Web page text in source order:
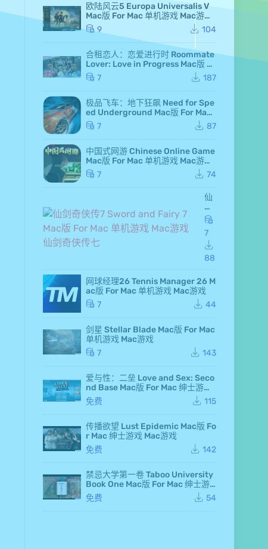
欧陆风云5 Europa Universalis V
Mac版 For Mac 单机游戏 Mac游戏
高级白金版 全DLC版
9 104
合租恋人：恋爱进行时 Roommate
Lover: Love in Progress Mac版 Fo
r Mac GameStart Mac游戏
7 187
极品飞车：地下狂飙 Need for Spe
ed Underground Mac版 For Mac
极品飞车7 Mac游戏
7 87
中国式网游 Chinese Online Game
Mac版 For Mac 单机游戏 Mac游戏
MMOSimulator
7 74
仙
剑
奇
侠
传
7 S
wo
rd
d F
air
y 7
版
r M
机
游
戏
Ma
游
仙
剑
侠
传
七
7
88
网球经理26 Tennis Manager 26 M
ac版 For Mac 单机游戏 Mac游戏
7
44
剑星 Stellar Blade Mac版 For Mac
单机游戏 Mac游戏
7
143
爱与性：二垒 Love and Sex: Seco
nd Base Mac版 For Mac 绅士游戏
Mac游戏
免费 115
传播欲望 Lust Epidemic Mac版 Fo
r Mac 绅士游戏 Mac游戏
免费
142
禁忌大学第一卷 Taboo University
Book One Mac版 For Mac 绅士游
戏 Mac游戏
免费 54